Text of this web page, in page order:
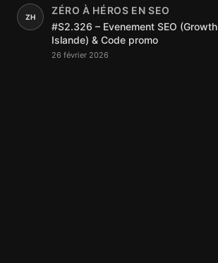
ZH
ZÉRO À HÉROS EN SEO
#S2.326 – Evenement SEO (Growth
Islande) & Code promo
26 février 2026